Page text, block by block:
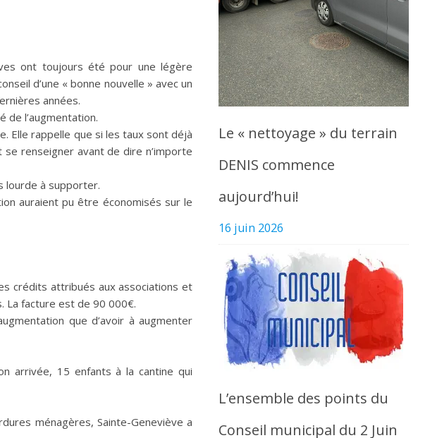
ont toujours été pour une légère
d’une « bonne nouvelle » avec un
années.
de l’augmentation.
Elle rappelle que si les taux sont déjà
renseigner avant de dire n’importe
lourde à supporter.
auraient pu être économisés sur le
crédits attribués aux associations et
La facture est de 90 000€.
que d’avoir à augmenter
arrivée, 15 enfants à la cantine qui
ménagères, Sainte-Geneviève a
Le « nettoyage » du terrain
DENIS commence
aujourd’hui!
16 juin 2026
L’ensemble des points du
Conseil municipal du 2 Juin